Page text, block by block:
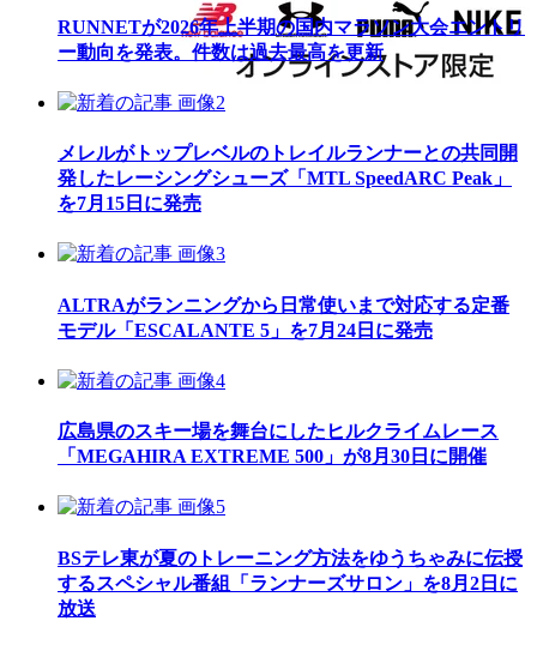
RUNNETが2026年上半期の国内マラソン大会エントリ
ー動向を発表。件数は過去最高を更新
メレルがトップレベルのトレイルランナーとの共同開
発したレーシングシューズ「MTL SpeedARC Peak」
を7月15日に発売
ALTRAがランニングから日常使いまで対応する定番
モデル「ESCALANTE 5」を7月24日に発売
広島県のスキー場を舞台にしたヒルクライムレース
「MEGAHIRA EXTREME 500」が8月30日に開催
BSテレ東が夏のトレーニング方法をゆうちゃみに伝授
するスペシャル番組「ランナーズサロン」を8月2日に
放送